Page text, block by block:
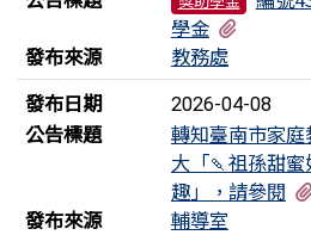
學金
發布來源
教務處
發布日期
2026-04-08
公告標題
轉知臺南市家
大「🍡祖孫甜
趣」，請參閱
發布來源
輔導室